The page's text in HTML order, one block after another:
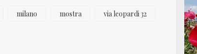
milano mostra via leopardi 32